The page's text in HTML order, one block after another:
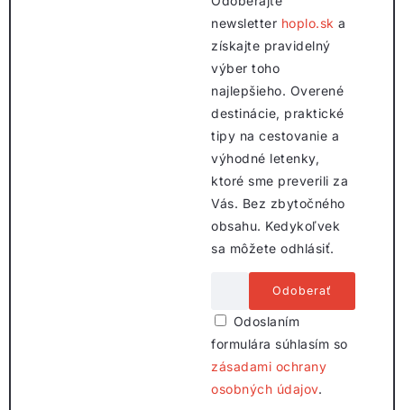
newsletter hoplo.sk a
získajte pravidelný
výber toho
najlepšieho. Overené
destinácie, praktické
tipy na cestovanie a
výhodné letenky,
ktoré sme preverili za
Vás. Bez zbytočného
obsahu. Kedykoľvek
sa môžete odhlásiť.
Odoslaním
formulára súhlasím so
zásadami ochrany
osobných údajov.